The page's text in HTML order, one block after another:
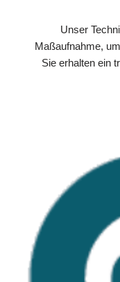
Unser
Maßaufnahme,
Sie erhalten ein